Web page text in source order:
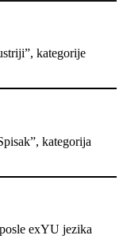
kategorije
kategorija
exYU jezika